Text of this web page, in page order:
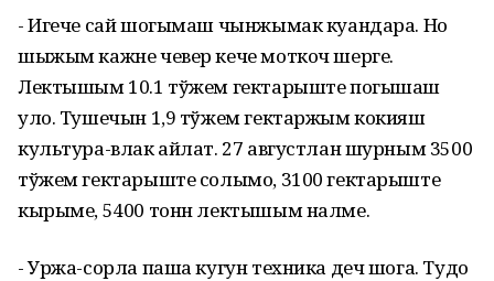
- Игече сай шогымаш чынжымак куандара. Но
шыжым кажне чевер кече моткоч шерге.
Лектышым 10.1 тўжем гектарыште погышаш
уло. Тушечын 1,9 тўжем гектаржым кокияш
культура-влак айлат. 27 августлан шурным 3500
тўжем гектарыште солымо, 3100 гектарыште
кырыме, 5400 тонн лектышым налме.
- Уржа-сорла паша кугун техника деч шога. Тудо